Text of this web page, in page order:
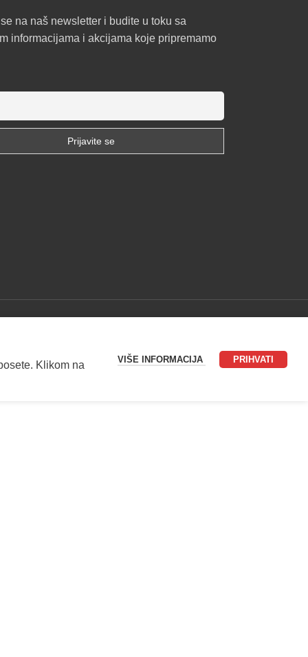
na naš newsletter i budite u toku sa
informacijama i akcijama koje pripremamo
Klikom na
VIŠE INFORMACIJA PRIHVATI